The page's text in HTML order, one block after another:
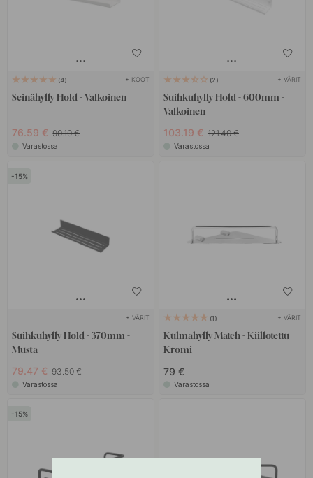
4 + KOOT
Seinähylly Hold - Valkoinen
76.59 € 90.10 €
Varastossa
2 + VÄRIT
Suihkuhylly Hold - 600mm -
Valkoinen
103.19 € 121.40 €
Varastossa
15
+ VÄRIT
Suihkuhylly Hold - 370mm -
Musta
79.47 € 93.50 €
Varastossa
1 + VÄRIT
Kulmahylly Match - Kiillotettu
Kromi
79 €
Varastossa
15